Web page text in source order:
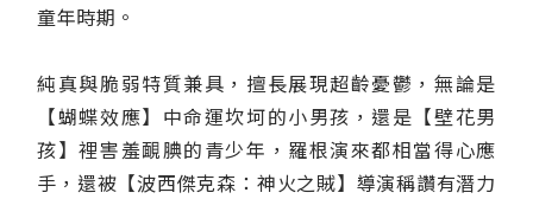
童年時期。
純真與脆弱特質兼具，擅長展現超齡憂鬱，無論是
【蝴蝶效應】中命運坎坷的小男孩，還是【壁花男
孩】裡害羞靦腆的青少年，羅根演來都相當得心應
手，還被【波西傑克森：神火之賊】導演稱讚有潛力